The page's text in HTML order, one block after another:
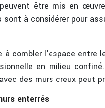
être mis en
à considérer pour
combler l’espace
en milieu
des murs creux peut
enterrés